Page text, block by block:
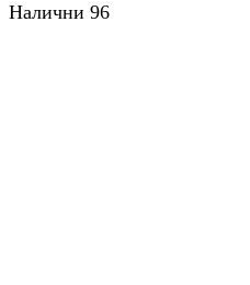
Налични 96